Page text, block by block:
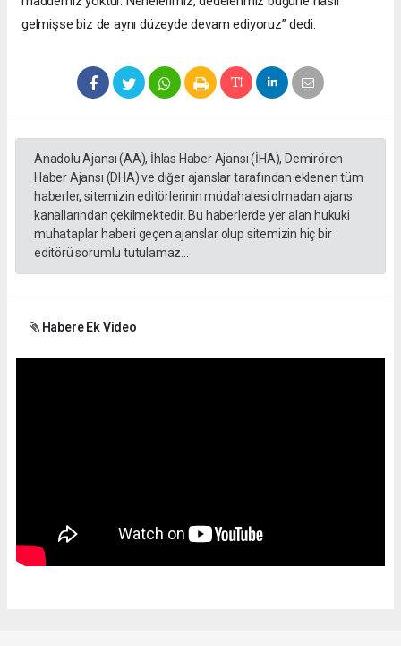
gelmişse biz de aynı düzeyde devam ediyoruz” dedi.
Anadolu Ajansı (AA), İhlas Haber Ajansı (İHA), Demirören
Haber Ajansı (DHA) ve diğer ajanslar tarafından eklenen tüm
haberler, sitemizin editörlerinin müdahalesi olmadan ajans
kanallarından çekilmektedir. Bu haberlerde yer alan hukuki
muhataplar haberi geçen ajanslar olup sitemizin hiç bir
editörü sorumlu tutulamaz...
Habere Ek Video